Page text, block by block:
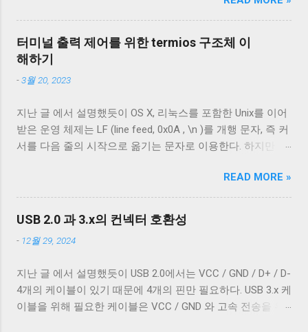
이 말한다. 예를 들어 N = 5f라고 말하면, 전체 노드 중 1/5가
byzantine failure일 때 정상 동작하는 시스템이고 N = 3 f + 1
이라고 말하면, 전체 노드 중 1/3이 byzantine failure일 때까
지는 문제없이 돌아가는 시스템을 말한다. 같은 BFT라고 한
데 케이블은 답이 없다. 겉으로는 똑같아 보이는 케이블이라
도 어떤 케이블은 데이터 통신이 안 되고 어떤 케이블은 데이
터 통신이 가능하다. 이런 차이는 케이블 내부 구성에 따라 발
생한다. 이번 글에서는 USB 2.0 케이블의 내부를 통해 USB 케
이블에 대해 자세히 알아보겠다. Micro-B 케이블의 편조 차폐
2.0 케이블의 피복을 벗겨낸 것이다. 절연체 아래로 금속 선이
있는 것을 알 수 있다. 이 선들은 금속 선이지만 전선은 아니
다. 이 선은 전자기 차폐를 목적으로 들어간 금속 선이다. 실
는 두 종류의 차폐가 사용됐다. 하나는 얇은 금속 호일이고,
다른 하나는 얇은 도체의 가닥으로 이루어져 있다. 전자는 보
통 호일 차폐(Foil Shielding)라고 부르고 후자는 편조 차폐
다. 보통 편조 차폐가 저주파수 전자기파를 차단하는 것에 효
과적이고, 호일 차폐가 고주파수 전자기파를 차단하는 데 효
과적이다. USB 3.0의 고속 전송 케이블은 이 두 차폐를 사용하
터미널 출력 제어를 위한 termios 구조체 이
해하기
-3월 20, 2023
지난 글 에서 설명했듯이 OS X, 리눅스를 포함한 Unix를 이어
받은 운영 체제는 LF (line feed, 0x0A , \n )를 개행 문자, 즉 커
서를 다음 줄의 시작으로 옮기는 문자로 이용한다. 하지만 표
커서를 줄의 처음으로 이동하지 않는다. 파일을 항상 운영 체
제에 종속적인 애플리케이션을 통해서만 접근한다면 표준과
다른 동작은 문제되지 않는다. 하지만 파일과 입출력의 구분
이 없는 유닉스 계열에서 파일과 프로세스의 입출력이 상호
작용할 때 이 차이는 문제될 수 있다. 이 차이를 다루기 위해
하기 위한 플래그가 POSIX.1 표준이 정의 하는 termios 구조
체의 c_oflag 다. c_oflag 는 터미널이 받은 문자를 출력하기
전에 어떤 후처리를 할지에 대한 플래그다. c_oflag에서 가장
READ MORE »
USB 2.0 과 3.x의 컨넥터 호환성
- 12월 29, 2024
지난 글 에서 설명했듯이 USB 2.0에서는 VCC / GND / D+ / D-
4개의 케이블이 있기 때문에 4개의 핀만 필요하다. USB 3.x 케
이블을 위해 필요한 케이블은 VCC / GND 와 고속 전송을 위